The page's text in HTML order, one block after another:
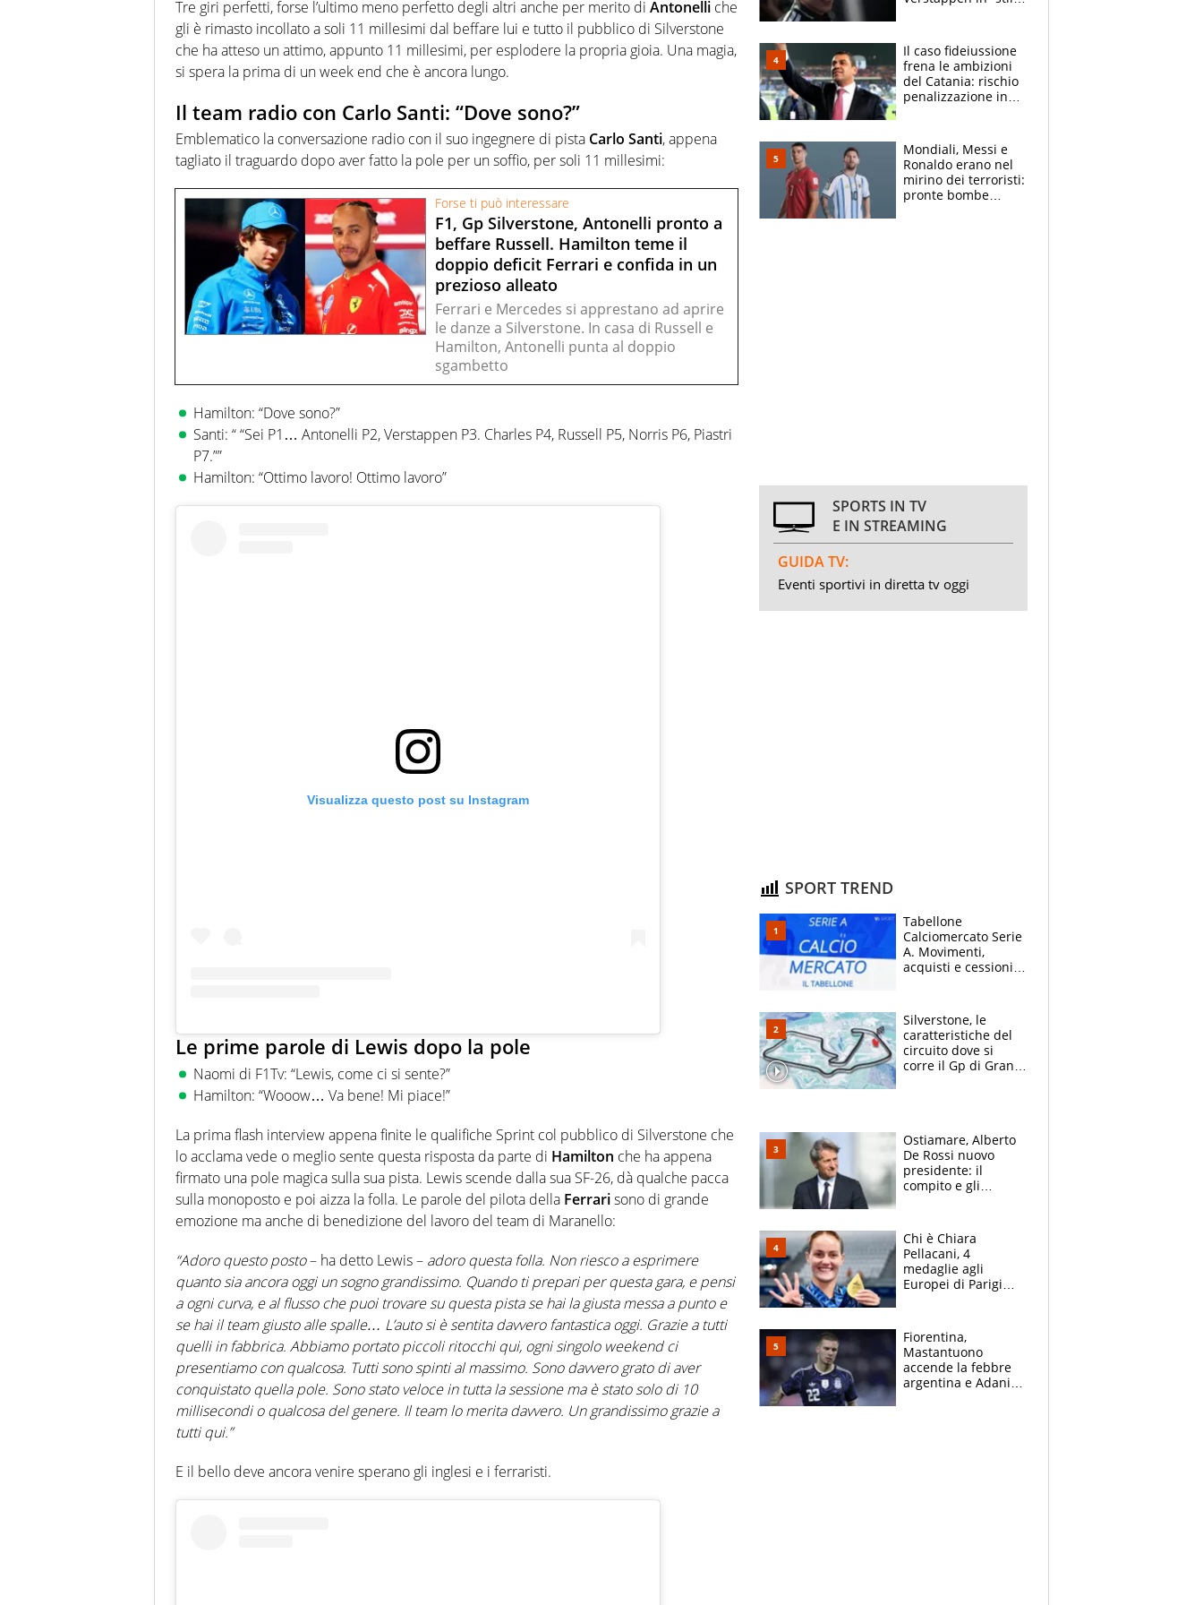
Tre giri perfetti, forse l’ultimo meno perfetto degli altri anche per merito di Antonelli che
gli è rimasto incollato a soli 11 millesimi dal beffare lui e tutto il pubblico di Silverstone
che ha atteso un attimo, appunto 11 millesimi, per esplodere la propria gioia. Una magia,
si spera la prima di un week end che è ancora lungo.
Il team radio con Carlo Santi: “Dove sono?”
Emblematico la conversazione radio con il suo ingegnere di pista Carlo Santi, appena
tagliato il traguardo dopo aver fatto la pole per un soffio, per soli 11 millesimi:
Forse ti può interessare
F1, Gp Silverstone, Antonelli pronto a
beffare Russell. Hamilton teme il
doppio deficit Ferrari e confida in un
prezioso alleato
Ferrari e Mercedes si apprestano ad aprire
le danze a Silverstone. In casa di Russell e
Hamilton, Antonelli punta al doppio
sgambetto
Hamilton: “Dove sono?”
Santi: “ “Sei P1… Antonelli P2, Verstappen P3. Charles P4, Russell P5, Norris P6, Piastri
P7.””
Hamilton: “Ottimo lavoro! Ottimo lavoro”
Visualizza questo post su Instagram
Le prime parole di Lewis dopo la pole
Naomi di F1Tv: “Lewis, come ci si sente?”
Hamilton: “Wooow… Va bene! Mi piace!”
La prima flash interview appena finite le qualifiche Sprint col pubblico di Silverstone che
lo acclama vede o meglio sente questa risposta da parte di Hamilton che ha appena
firmato una pole magica sulla sua pista. Lewis scende dalla sua SF-26, dà qualche pacca
sulla monoposto e poi aizza la folla. Le parole del pilota della Ferrarisono di grande
emozione ma anche di benedizione del lavoro del team di Maranello:
“Adoro questo posto– ha detto Lewis – adoro questa folla. Non riesco a esprimere
quanto sia ancora oggi un sogno grandissimo. Quando ti prepari per questa gara, e pensi
a ogni curva, e al flusso che puoi trovare su questa pista se hai la giusta messa a punto e
se hai il team giusto alle spalle… L’auto si è sentita davvero fantastica oggi. Grazie a tutti
quelli in fabbrica. Abbiamo portato piccoli ritocchi qui, ogni singolo weekend ci
presentiamo con qualcosa. Tutti sono spinti al massimo. Sono davvero grato di aver
conquistato quella pole. Sono stato veloce in tutta la sessione ma è stato solo di 10
millisecondi o qualcosa del genere. Il team lo merita davvero. Un grandissimo grazie a
tutti qui.”
E il bello deve ancora venire sperano gli inglesi e i ferraristi.
attacco all’Italia
Il caso fideiussione
frena le ambizioni
del Catania: rischio
penalizzazione in
Mondiali, Messi e
Ronaldo erano nel
mirino dei terroristi:
pronte bombe
SPORTS IN TV
E IN STREAMING
GUIDA TV:
Eventi sportivi in diretta tv oggi
SPORT TREND
Tabellone
Calciomercato Serie
A. Movimenti,
acquisti e cessioni:
Silverstone, le
caratteristiche del
circuito dove si
corre il Gp di Gran
Ostiamare, Alberto
De Rossi nuovo
presidente: il
compito e gli
Chi è Chiara
Pellacani, 4
medaglie agli
Europei di Parigi
giornalista, mamma
insegnante e il
fratello calciatore
Fiorentina,
Mastantuono
accende la febbre
argentina e Adani